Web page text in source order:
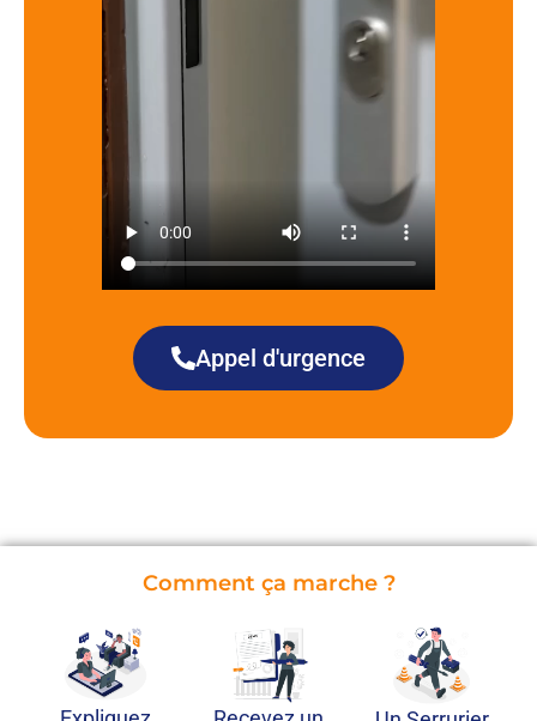
Appel d'urgence
Comment ça marche ?